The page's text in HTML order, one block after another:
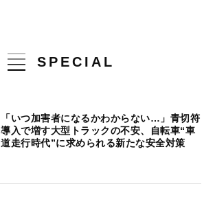
SPECIAL
「いつ加害者になるかわからない…」青切符
導入で増す大型トラックの不安、自転車“車
道走行時代”に求められる新たな安全対策